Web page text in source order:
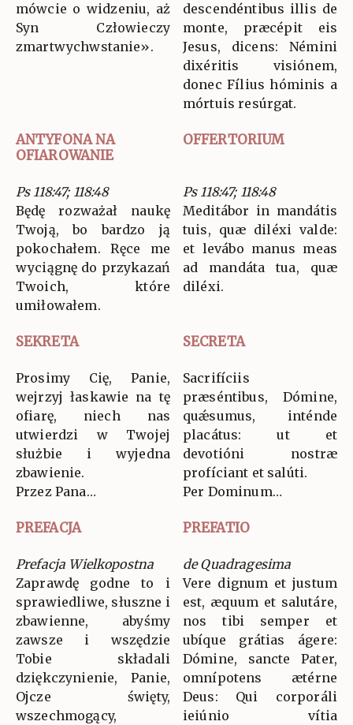
mówcie o widzeniu, aż
Syn Człowieczy
zmartwychwstanie».
descendéntibus illis de
monte, præcépit eis
Jesus, dicens: Némini
dixéritis visiónem,
donec Fílius hóminis a
mórtuis resúrgat.
ANTYFONA NA
OFIAROWANIE
OFFERTORIUM
Ps 118:47; 118:48
Będę rozważał naukę
Twoją, bo bardzo ją
pokochałem. Ręce me
wyciągnę do przykazań
Twoich, które
umiłowałem.
Ps 118:47; 118:48
Meditábor in mandátis
tuis, quæ diléxi valde:
et levábo manus meas
ad mandáta tua, quæ
diléxi.
SEKRETA SECRETA
Prosimy Cię, Panie,
wejrzyj łaskawie na tę
ofiarę, niech nas
utwierdzi w Twojej
służbie i wyjedna
zbawienie.
Przez Pana…
Sacrifíciis
præséntibus, Dómine,
quǽsumus, inténde
placátus: ut et
devotióni nostræ
profíciant et salúti.
Per Dominum…
PREFACJA PREFATIO
Prefacja Wielkopostna
Zaprawdę godne to i
sprawiedliwe, słuszne i
zbawienne, abyśmy
zawsze i wszędzie
Tobie składali
dziękczynienie, Panie,
Ojcze święty,
wszechmogący,
de Quadragesima
Vere dignum et justum
est, æquum et salutáre,
nos tibi semper et
ubíque grátias ágere:
Dómine, sancte Pater,
omnípotens ætérne
Deus: Qui corporáli
ieiúnio vítia